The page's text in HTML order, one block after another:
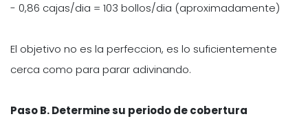
- 0,86 cajas/dia = 103 bollos/dia (aproximadamente)
El objetivo no es la perfeccion, es lo suficientemente
cerca como para parar adivinando.
Paso B. Determine su periodo de cobertura